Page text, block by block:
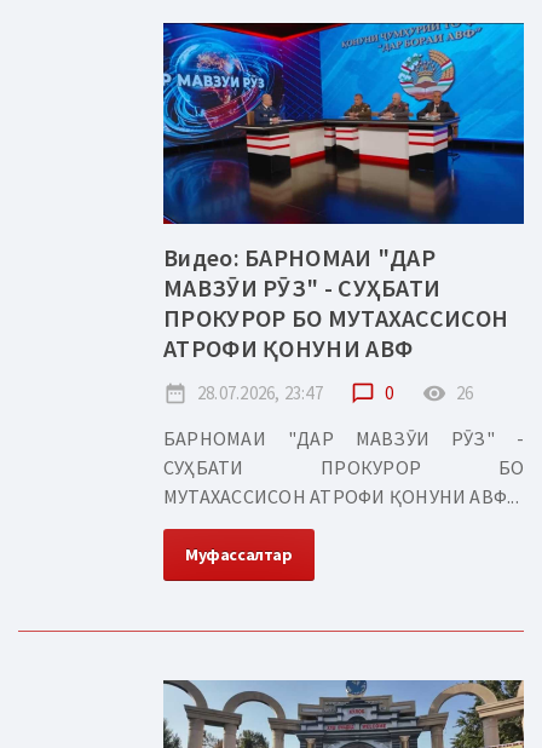
Видео: БАРНОМАИ "ДАР
МАВЗӮИ РӮЗ" - СУҲБАТИ
ПРОКУРОР БО МУТАХАССИСОН
АТРОФИ ҚОНУНИ АВФ
date_range 28.07.2026, 23:47 chat_bubble_outline 0 remove_red_eye 26
БАРНОМАИ "ДАР МАВЗӮИ РӮЗ" -
СУҲБАТИ ПРОКУРОР БО
МУТАХАССИСОН АТРОФИ ҚОНУНИ АВФ...
Муфассалтар